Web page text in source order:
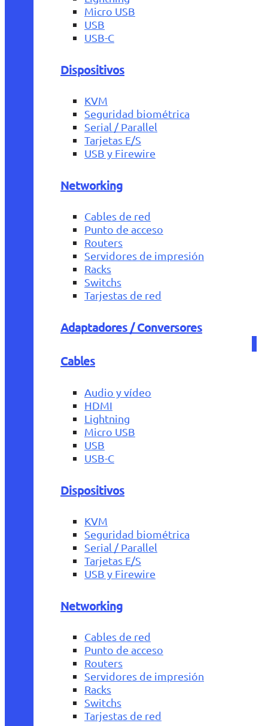
Micro USB
USB
USB-C
Dispositivos
KVM
Seguridad biométrica
Serial / Parallel
Tarjetas E/S
USB y Firewire
Networking
Cables de red
Punto de acceso
Routers
Servidores de impresión
Racks
Switchs
Tarjestas de red
Adaptadores / Conversores
Cables
Audio y vídeo
HDMI
Lightning
Micro USB
USB
USB-C
Dispositivos
KVM
Seguridad biométrica
Serial / Parallel
Tarjetas E/S
USB y Firewire
Networking
Cables de red
Punto de acceso
Routers
Servidores de impresión
Racks
Switchs
Tarjestas de red